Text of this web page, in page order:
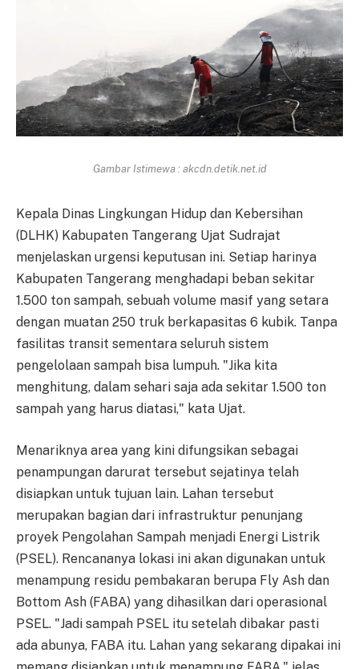
Gambar Istimewa : akcdn.detik.net.id
Kepala Dinas Lingkungan Hidup dan Kebersihan
(DLHK) Kabupaten Tangerang Ujat Sudrajat
menjelaskan urgensi keputusan ini. Setiap harinya
Kabupaten Tangerang menghadapi beban sekitar
1.500 ton sampah, sebuah volume masif yang setara
dengan muatan 250 truk berkapasitas 6 kubik. Tanpa
fasilitas transit sementara seluruh sistem
pengelolaan sampah bisa lumpuh. "Jika kita
menghitung, dalam sehari saja ada sekitar 1.500 ton
sampah yang harus diatasi," kata Ujat.
Menariknya area yang kini difungsikan sebagai
penampungan darurat tersebut sejatinya telah
disiapkan untuk tujuan lain. Lahan tersebut
merupakan bagian dari infrastruktur penunjang
proyek Pengolahan Sampah menjadi Energi Listrik
(PSEL). Rencananya lokasi ini akan digunakan untuk
menampung residu pembakaran berupa Fly Ash dan
Bottom Ash (FABA) yang dihasilkan dari operasional
PSEL. "Jadi sampah PSEL itu setelah dibakar pasti
ada abunya, FABA itu. Lahan yang sekarang dipakai ini